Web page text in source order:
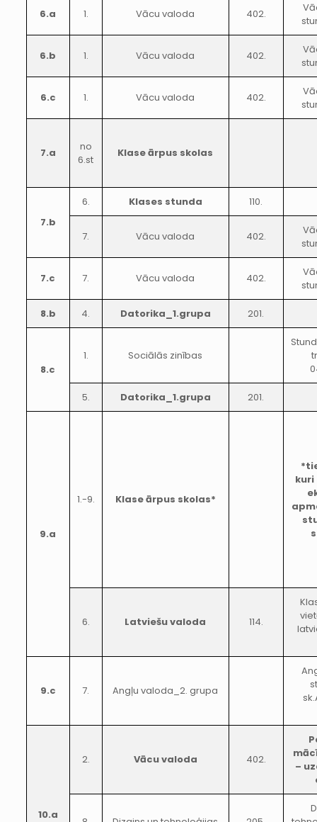
6.a 1. Vācu valoda 402.
6.b 1. Vācu valoda 402.
6.c 1. Vācu valoda 402.
7.a
no
6.st
Klase ārpus skolas
7.b
6. Klases stunda 110.
7. Vācu valoda 402.
7.c 7. Vācu valoda 402.
8.b 4. Datorika_1.grupa 201.
8.c
1. Sociālās zinības
5. Datorika_1.grupa 201.
9.a
1.-9. Klase ārpus skolas*
6. Latviešu valoda 114.
9.c 7. Angļu valoda_2. grupa
10.a
2. Vācu valoda 402.
–